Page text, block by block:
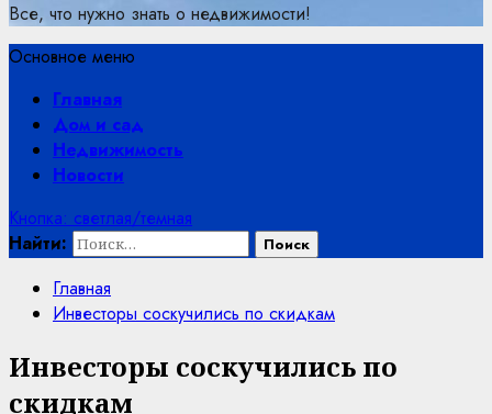
Все, что нужно знать о недвижимости!
Основное меню
Главная
Дом и сад
Недвижимость
Новости
Кнопка: светлая/темная
Найти:
Главная
Инвесторы соскучились по скидкам
Инвесторы соскучились по
скидкам